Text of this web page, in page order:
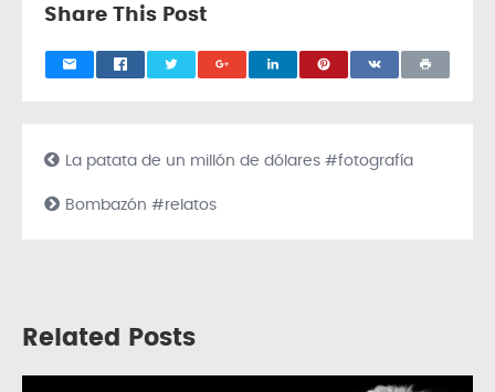
Share This Post
La patata de un millón de dólares #fotografía
Bombazón #relatos
Related Posts